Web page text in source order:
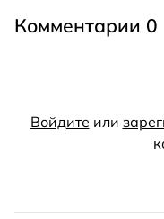
Комментарии 0
Войдите или